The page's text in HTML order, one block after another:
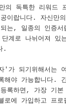
의 독특한 리워드
이랍니다. 자신만
는, 일종의 인증
계로 나뉘어져 있
.
'가 되기위해서는
해야 가능합니다.
록하면, 가장 기
로에 가입하고 프